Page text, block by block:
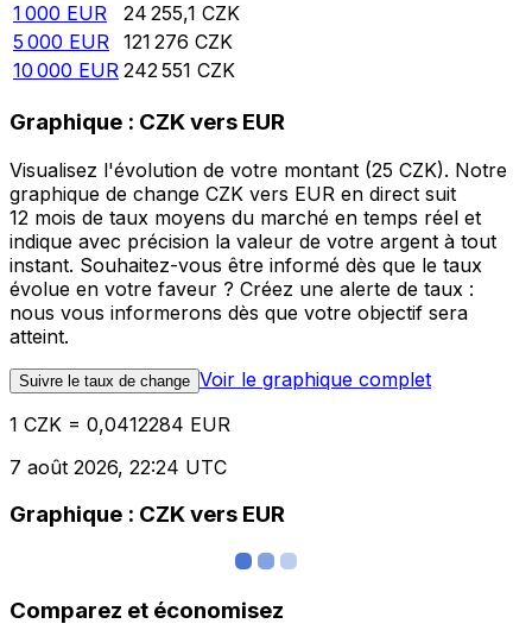
1 000 EUR 24 255,1 CZK
5 000 EUR 121 276 CZK
10 000 EUR 242 551 CZK
Graphique : CZK vers EUR
Visualisez l'évolution de votre montant (25 CZK). Notre
graphique de change CZK vers EUR en direct suit
12 mois de taux moyens du marché en temps réel et
indique avec précision la valeur de votre argent à tout
instant. Souhaitez-vous être informé dès que le taux
évolue en votre faveur ? Créez une alerte de taux :
nous vous informerons dès que votre objectif sera
atteint.
Suivre le taux de change Voir le graphique complet
1 CZK = 0,0412284 EUR
7 août 2026, 22:24 UTC
Graphique : CZK vers EUR
Comparez et économisez